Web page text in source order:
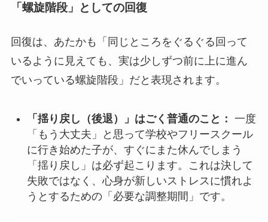
「螺旋階段」としての回復
回復は、あたかも「同じところをぐるぐる回って
いるように見えても、実は少しずつ前に上に進ん
でいっている螺旋階段」だと表現されます。
「揺り戻し（後退）」はごく普通のこと： 一度
「もう大丈夫」と思って学校やフリースクール
に行き始めた子が、すぐにまた休んでしまう
「揺り戻し」は必ず起こります。これは決して
失敗ではなく、心身が新しいストレスに慣れよ
うとするための「必要な調整期間」です。